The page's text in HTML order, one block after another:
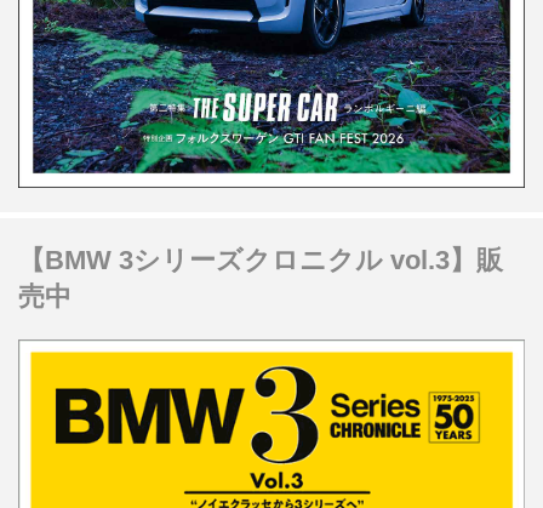
【BMW 3シリーズクロニクル vol.3】販
売中